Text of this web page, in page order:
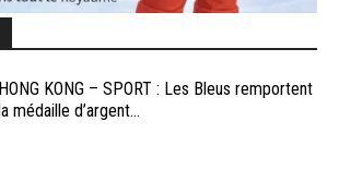
HONG KONG – SPORT : Les Bleus remportent
la médaille d’argent...